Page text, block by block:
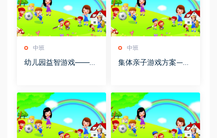
中班
幼儿园益智游戏――玻
中班
集体亲子游戏方案——